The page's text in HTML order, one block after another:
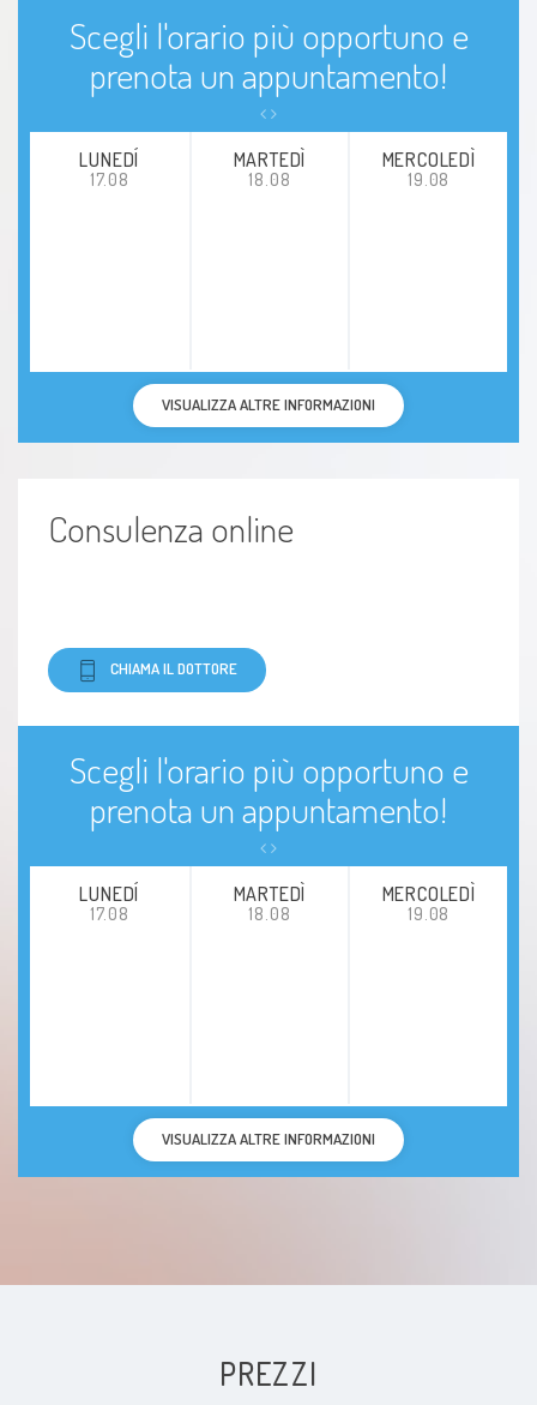
Scegli l'orario più opportuno e
prenota un appuntamento!
LUNEDÍ
17.08
MARTEDÌ
18.08
MERCOLEDÌ
19.08
VISUALIZZA ALTRE INFORMAZIONI
Consulenza online
CHIAMA IL DOTTORE
Scegli l'orario più opportuno e
prenota un appuntamento!
LUNEDÍ
17.08
MARTEDÌ
18.08
MERCOLEDÌ
19.08
VISUALIZZA ALTRE INFORMAZIONI
PREZZI